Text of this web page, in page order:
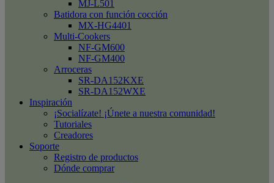
MJ-L501
Batidora con función cocción
MX-HG4401
Multi-Cookers
NF-GM600
NF-GM400
Arroceras
SR-DA152KXE
SR-DA152WXE
Inspiración
¡Socialízate! ¡Únete a nuestra comunidad!
Tutoriales
Creadores
Soporte
Registro de productos
Dónde comprar